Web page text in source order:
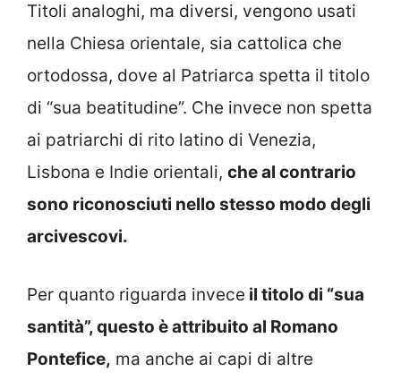
Titoli analoghi, ma diversi, vengono usati
nella Chiesa orientale, sia cattolica che
ortodossa, dove al Patriarca spetta il titolo
di “sua beatitudine”. Che invece non spetta
ai patriarchi di rito latino di Venezia,
Lisbona e Indie orientali, che al contrario
sono riconosciuti nello stesso modo degli
arcivescovi.
Per quanto riguarda invece il titolo di “sua
santità”, questo è attribuito al Romano
Pontefice, ma anche ai capi di altre